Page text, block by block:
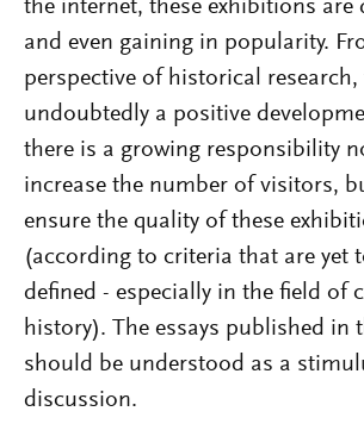
the internet, these exhibitions are
and even gaining in popularity.
perspective of historical
undoubtedly a positive
there is a growing responsibility
increase the number of visitors,
ensure the quality of these
(according to criteria that are yet
defined - especially in the field of
history). The essays published in
should be understood as a
discussion.